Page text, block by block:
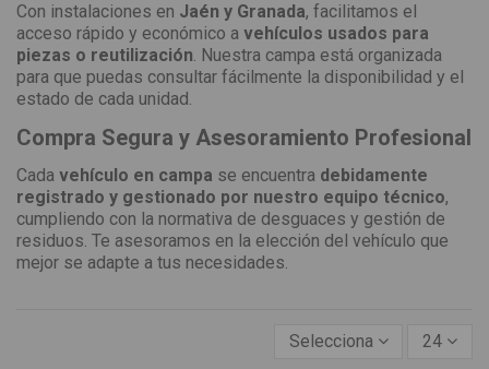
Con instalaciones en Jaén y Granada, facilitamos el
acceso rápido y económico a vehículos usados para
piezas o reutilización. Nuestra campa está organizada
para que puedas consultar fácilmente la disponibilidad y el
estado de cada unidad.
Compra Segura y Asesoramiento Profesional
Cada vehículo en campa se encuentra debidamente
registrado y gestionado por nuestro equipo técnico,
cumpliendo con la normativa de desguaces y gestión de
residuos. Te asesoramos en la elección del vehículo que
mejor se adapte a tus necesidades.
Selecciona 24